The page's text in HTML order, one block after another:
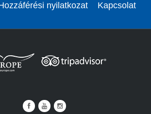
nyilatkozat Kapcsolat